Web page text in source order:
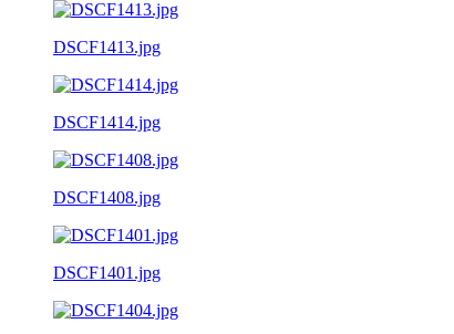
DSCF1413.jpg
DSCF1414.jpg
DSCF1408.jpg
DSCF1401.jpg